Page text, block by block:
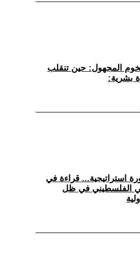
تخوم المجهول: حين تنقلب
بشرية:
استراتيجية... قراءة في
الفلسطيني في ظل